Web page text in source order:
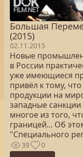
Большая
(2015)
02.11.2015
Новые
в России
уже имеющиеся
привёл к тому,
продукции на
западные
многое из того,
границей... Об
"Специального
39 0